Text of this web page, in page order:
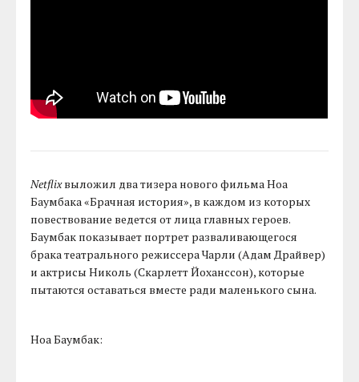
Netflixвыложил два тизера нового фильма Ноа
Баумбака «Брачная история», в каждом из которых
повествование ведется от лица главных героев.
Баумбак показывает портрет разваливающегося
брака театрального режиссера Чарли (Адам Драйвер)
и актрисы Николь (Скарлетт Йоханссон), которые
пытаются оставаться вместе ради маленького сына.
Ноа Баумбак: